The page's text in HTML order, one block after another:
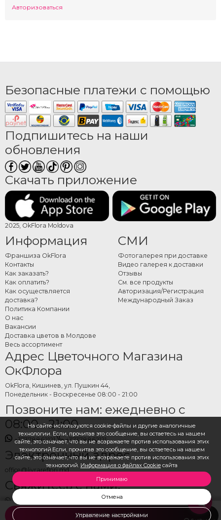
На сайте используются cookie-файлы и другие аналогичные
технологии. Если, прочитав это сообщение, вы остаетесь на нашем
сайте, это означает, что вы не возражаете против использования этих
технологий.Если, прочитав это сообщение, вы остаетесь на нашем
сайте, это означает, что вы не возражаете против использования этих
технологий. Информация о файлах Cookie сайта
Принимаю
Отмена
Управление настройками
ДОБАВИТЬ В КОРЗИНУ
Авторизоваться
Безопасные платежи с помощью
Подпишитесь на наши
обновления
Скачать приложение
2025, OkFlora Moldova
Информация
Франшиза OkFlora
Контакты
Как заказать?
Как оплатить?
Как осуществляется
доставка?
Политика Компании
О нас
Вакансии
Доставка цветов в Молдове
Весь ассортимент
СМИ
Фотогалерея при доставке
Видео галерея к доставки
Отзывы
См. все продукты
Авторизация/Регистрация
Международный Заказ
Адрес Цветочного Магазина
ОкФлора
OkFlora, Кишинев, ул. Пушкин 44,
Понедельник - Воскресенье 08:00 - 21:00
Позвоните нам: ежедневно с
08:00 - 21:00
+37378862121 +37378862121
Электронный адрес
office@livrareflori.md
Свяжитесь с нами:
whatsapp